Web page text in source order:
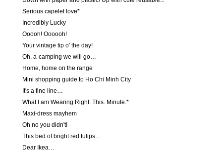
Serious capelet love*
Incredibly Lucky
Ooooh! Oooooh!
Your vintage tip o' the day!
Oh, a-camping we will go…
Home, home on the range
Mini shopping guide to Ho Chi Minh City
It's a fine line…
What I am Wearing Right. This. Minute.*
Maxi-dress mayhem
Oh no you didn't!
This bed of bright red tulips…
Dear Ikea…